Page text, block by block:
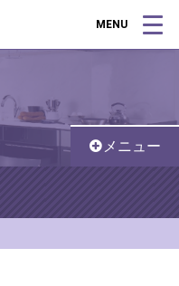
MENU
メニュー